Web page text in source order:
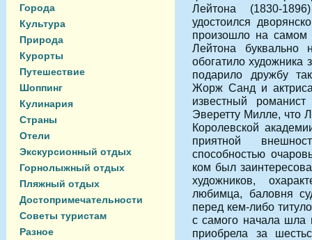
Города
Культура
Природа
Курорты
Путешествие
Шоппинг
Кулинария
Страны
Отели
Экскурсионный отдых
Горнолыжный отдых
Пляжный отдых
Достопримечательности
Советы туристам
Разное
Лейтона (1830-
удостоился
произошло на самом
Лейтона
обогатило художника
подарило дружбу
Жорж Санд и
известный
Эверетту Милле, что
Королевской
приятной
способностью
ком был
художников,
любимца, баловня
перед кем-либо
с самого начала шла
приобрела за